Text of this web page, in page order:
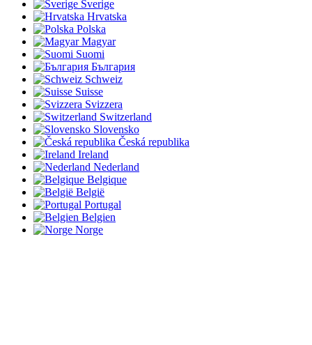
Sverige
Hrvatska
Polska
Magyar
Suomi
България
Schweiz
Suisse
Svizzera
Switzerland
Slovensko
Česká republika
Ireland
Nederland
Belgique
België
Portugal
Belgien
Norge